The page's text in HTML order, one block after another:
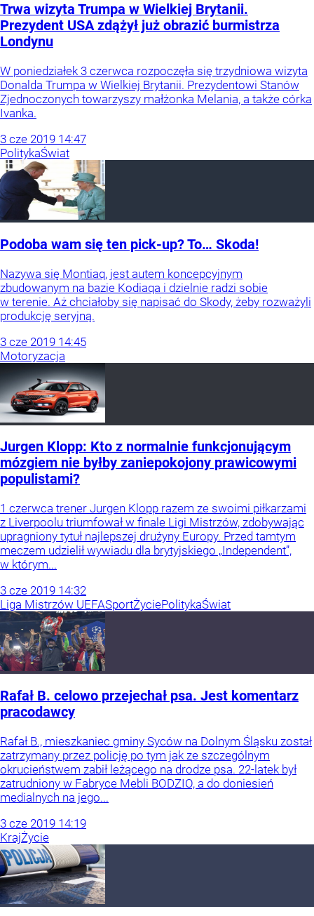
Trwa wizyta Trumpa w Wielkiej Brytanii.
Prezydent USA zdążył już obrazić burmistrza
Londynu
W poniedziałek 3 czerwca rozpoczęła się trzydniowa wizyta
Donalda Trumpa w Wielkiej Brytanii. Prezydentowi Stanów
Zjednoczonych towarzyszy małżonka Melania, a także córka
Ivanka.
3 cze 2019 14:47
PolitykaŚwiat
Podoba wam się ten pick-up? To… Skoda!
Nazywa się Montiaq, jest autem koncepcyjnym
zbudowanym na bazie Kodiaqa i dzielnie radzi sobie
w terenie. Aż chciałoby się napisać do Skody, żeby rozważyli
produkcję seryjną.
3 cze 2019 14:45
Motoryzacja
Jurgen Klopp: Kto z normalnie funkcjonującym
mózgiem nie byłby zaniepokojony prawicowymi
populistami?
1 czerwca trener Jurgen Klopp razem ze swoimi piłkarzami
z Liverpoolu triumfował w finale Ligi Mistrzów, zdobywając
upragniony tytuł najlepszej drużyny Europy. Przed tamtym
meczem udzielił wywiadu dla brytyjskiego „Independent”,
w którym...
3 cze 2019 14:32
Liga Mistrzów UEFASportŻyciePolitykaŚwiat
Rafał B. celowo przejechał psa. Jest komentarz
pracodawcy
Rafał B., mieszkaniec gminy Syców na Dolnym Śląsku został
zatrzymany przez policję po tym jak ze szczególnym
okrucieństwem zabił leżącego na drodze psa. 22-latek był
zatrudniony w Fabryce Mebli BODZIO, a do doniesień
medialnych na jego...
3 cze 2019 14:19
KrajŻycie